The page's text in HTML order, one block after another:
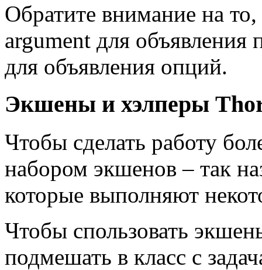
Обратите внимание на
argument для объявления
для объявления опций.
Экшены и хэлперы
Чтобы сделать работу
набором экшенов – так
которые выполняют
Чтобы спользовать
подмешать в класс с